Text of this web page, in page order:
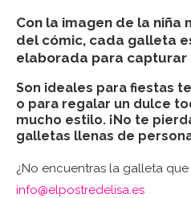
Con la imagen de la niña
del cómic, cada galleta
elaborada para capturar
Son ideales para fiestas
o para regalar un dulce
mucho estilo. ¡No te
galletas llenas de
¿No encuentras la galleta
info@elpostredelisa.es